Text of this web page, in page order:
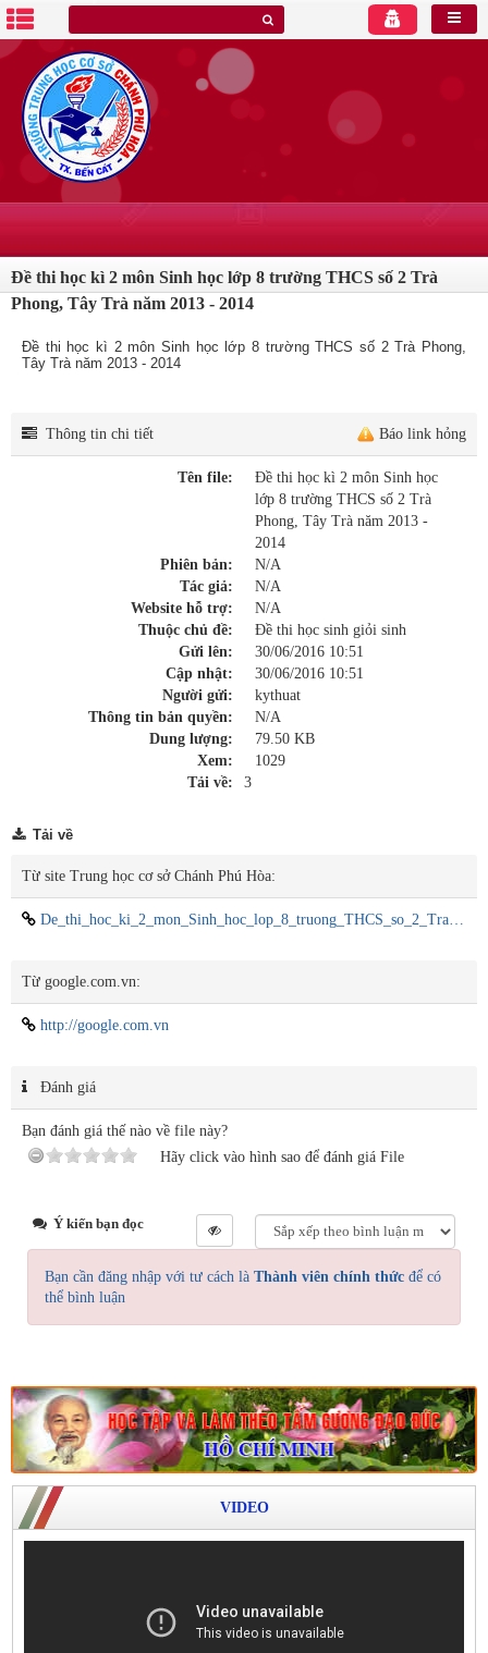
Đề thi học kì 2 môn Sinh học lớp 8 trường THCS số 2 Trà
Phong, Tây Trà năm 2013 - 2014
Đề thi học kì 2 môn Sinh học lớp 8 trường THCS số 2 Trà Phong,
Tây Trà năm 2013 - 2014
Báo link hỏng
Thông tin chi tiết
Tên file:
Đề thi học kì 2 môn Sinh học
lớp 8 trường THCS số 2 Trà
Phong, Tây Trà năm 2013 -
2014
Phiên bản:
N/A
Tác giả:
N/A
Website hỗ trợ:
N/A
Thuộc chủ đề:
Đề thi học sinh giỏi sinh
Gửi lên:
30/06/2016 10:51
Cập nhật:
30/06/2016 10:51
Người gửi:
kythuat
Thông tin bản quyền:
N/A
Dung lượng:
79.50 KB
Xem:
1029
Tải về:
3
Tải về
Từ site Trung học cơ sở Chánh Phú Hòa:
De_thi_hoc_ki_2_mon_Sinh_hoc_lop_8_truong_THCS_so_2_Tra_Phong_Tay_Tra_nam_2013_2014.doc
Từ google.com.vn:
http://google.com.vn
Đánh giá
Bạn đánh giá thế nào về file này?
Hãy click vào hình sao để đánh giá File
Ý kiến bạn đọc
Bạn cần đăng nhập với tư cách là Thành viên chính thức để có
thể bình luận
VIDEO